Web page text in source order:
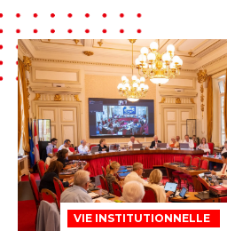
VIE INSTITUTIONNELLE